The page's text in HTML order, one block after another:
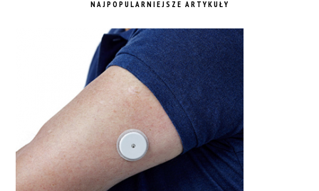
NAJPOPULARNIEJSZE ARTYKUŁY